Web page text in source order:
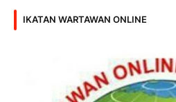
IKATAN WARTAWAN ONLINE